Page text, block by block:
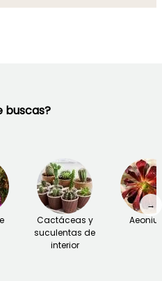
buscas?
Cactáceas y
suculentas de
interior
→